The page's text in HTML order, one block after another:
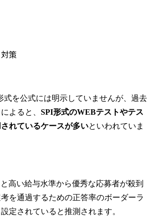
策
式を公式には明示していませんが、過去
よると、 SPI形式のWEBテストやテス
されているケースが多いといわれていま
高い給与水準から優秀な応募者が殺到
を通過するための正答率のボーダーラ
定されていると推測されます。